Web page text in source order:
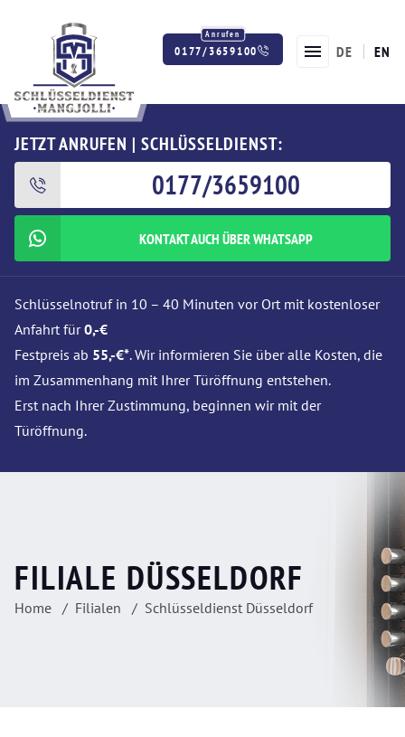
0177/3659100 DE EN
JETZT ANRUFEN | SCHLÜSSELDIENST:
0177/3659100
KONTAKT AUCH ÜBER WHATSAPP
Schlüsselnotruf in 10 – 40 Minuten vor Ort mit kostenloser
Anfahrt für0,-€
Festpreis ab 55,-€*. Wir informieren Sie über alle Kosten, die
im Zusammenhang mit Ihrer Türöffnung entstehen.
Erst nach Ihrer Zustimmung, beginnen wir mit der
Türöffnung.
FILIALE DÜSSELDORF
Home Filialen Schlüsseldienst Düsseldorf